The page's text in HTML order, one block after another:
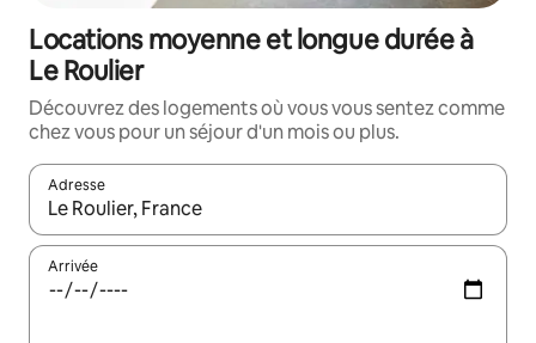
Locations moyenne et longue durée à
Le Roulier
Découvrez des logements où vous vous sentez comme
chez vous pour un séjour d'un mois ou plus.
Adresse
Lorsque les résultats s'affichent, utilisez les flèches vers le
Arrivée